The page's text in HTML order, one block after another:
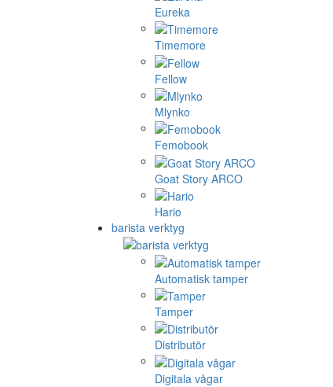
Eureka
Timemore
Fellow
Mlynko
Femobook
Goat Story ARCO
Hario
barista verktyg
Automatisk tamper
Tamper
Distributör
Digitala vågar